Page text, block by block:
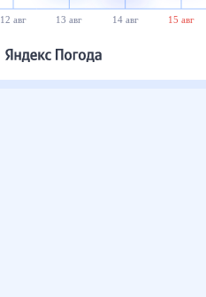
12 авг 13 авг 14 авг 15 авг